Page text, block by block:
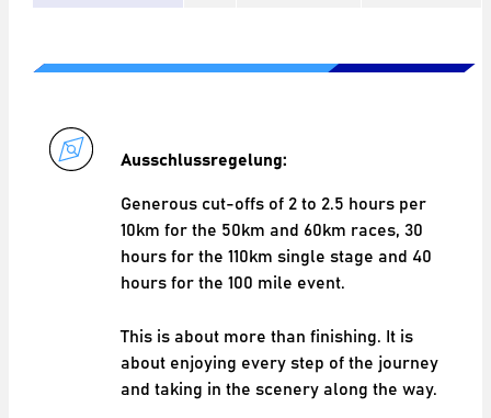
Ausschlussregelung:
Generous cut-offs of 2 to 2.5 hours per
10km for the 50km and 60km races, 30
hours for the 110km single stage and 40
hours for the 100 mile event.
This is about more than finishing. It is
about enjoying every step of the journey
and taking in the scenery along the way.